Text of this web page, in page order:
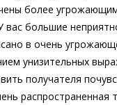
более
вас большие
в очень
унизительных
получателя
распространенная